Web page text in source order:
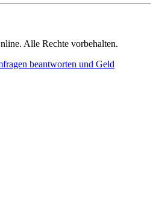
Alle Rechte vorbehalten.